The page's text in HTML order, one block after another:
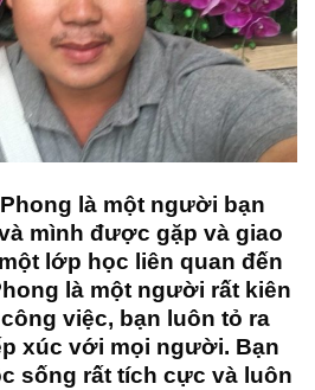
là một người bạn
mình được gặp và giao
lớp học liên quan đến
là một người rất kiên
việc, bạn luôn tỏ ra
xúc với mọi người. Bạn
sống rất tích cực và luôn